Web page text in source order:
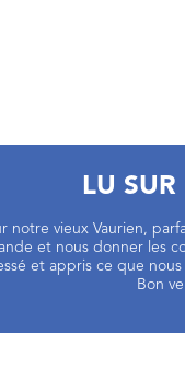
LU
notre vieux Vaurien,
et nous donner les
et appris ce que
Bon